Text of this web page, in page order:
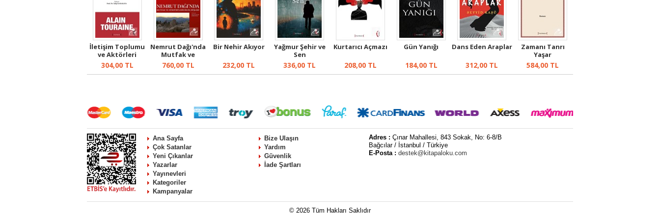
İletişim Toplumu
ve Aktörleri
304,00TL
Nemrut Dağı'nda
Mutfak ve
Sürdürülebilir...
760,00TL
Bir Nehir Akıyor
232,00 TL
Yağmur Şehir ve
Sen
336,00 TL
Kurtarıcı Açmazı
208,00TL
Gün Yanığı
184,00TL
Dans Eden Araplar
312,00 TL
Zamanı Tanrı
Yaşar
584,00 TL
Ana Sayfa
Çok Satanlar
Yeni Çıkanlar
Yazarlar
Yayınevleri
Kategoriler
Kampanyalar
Bize Ulaşın
Yardım
Güvenlik
İade Şartları
Adres :Çınar Mahallesi, 843 Sokak, No: 6-8/B
Bağcılar / İstanbul / Türkiye
E-Posta :destek@kitapaloku.com
© 2026 Tüm Hakları Saklıdır